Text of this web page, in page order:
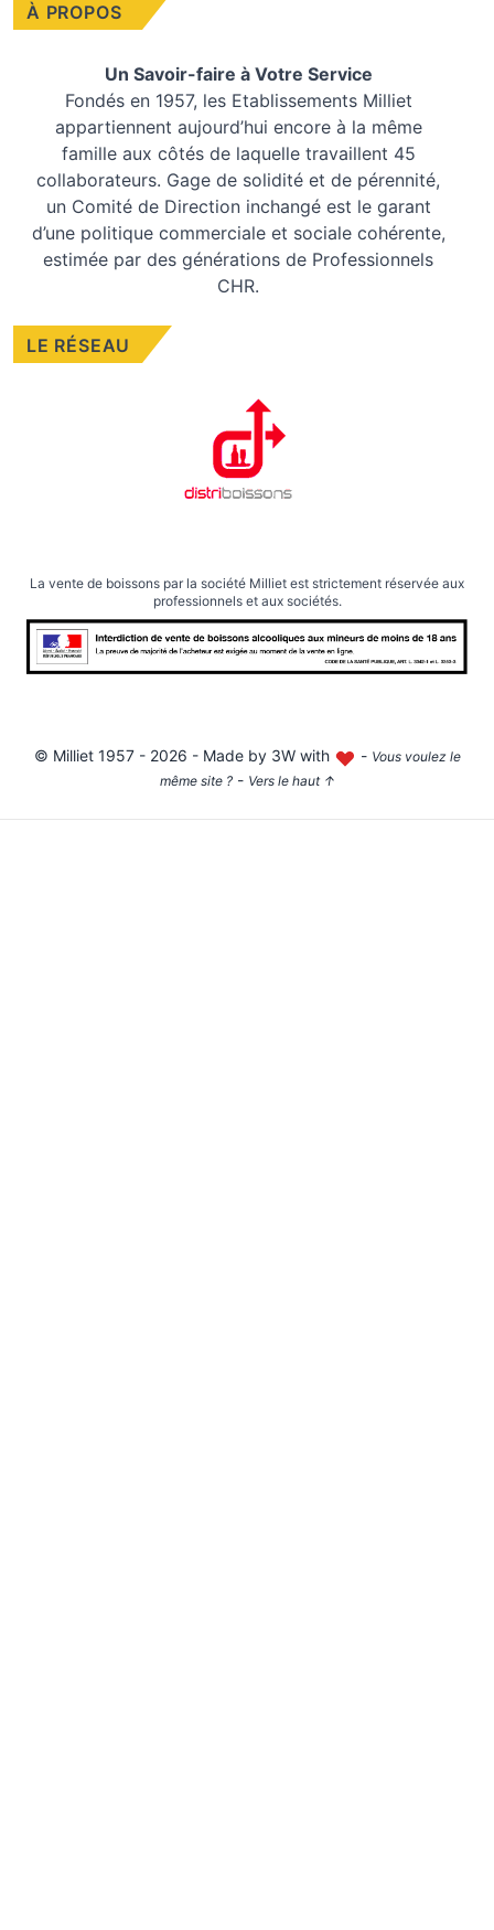
À PROPOS
Un Savoir-faire à Votre Service
Fondés en 1957, les Etablissements Milliet
appartiennent aujourd’hui encore à la même
famille aux côtés de laquelle travaillent 45
collaborateurs. Gage de solidité et de pérennité,
un Comité de Direction inchangé est le garant
d’une politique commerciale et sociale cohérente,
estimée par des générations de Professionnels
CHR.
LE RÉSEAU
La vente de boissons par la société Milliet est strictement réservée aux
professionnels et aux sociétés.
© Milliet1957 - 2026 - Made by 3W with - Vous voulez le
même site ?- Vers le haut ↑